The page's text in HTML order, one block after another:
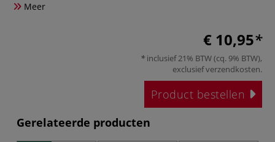
Meer
€ 10,95
inclusief 21% BTW (cq. 9% BTW),
exclusiefverzendkosten.
Product bestellen
Gerelateerde producten